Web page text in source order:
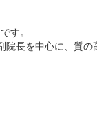
す。
長を中心に、質の